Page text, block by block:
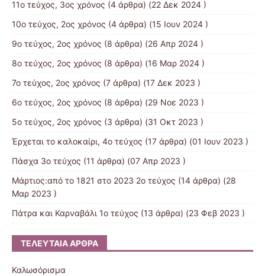
11ο τεύχος, 3ος χρόνος (4 άρθρα) (22 Δεκ 2024 )
10ο τεύχος, 2ος χρόνος (4 άρθρα) (15 Ιουν 2024 )
9o τεύχος, 2ος χρόνος (8 άρθρα) (26 Απρ 2024 )
8o τεύχος, 2ος χρόνος (8 άρθρα) (16 Μαρ 2024 )
7o τεύχος, 2ος χρόνος (7 άρθρα) (17 Δεκ 2023 )
6ο τεύχος, 2ος χρόνος (8 άρθρα) (29 Νοε 2023 )
5ο τεύχος, 2ος χρόνος (3 άρθρα) (31 Οκτ 2023 )
Έρχεται το καλοκαίρι, 4ο τεύχος (17 άρθρα) (01 Ιουν 2023 )
Πάσχα 3ο τεύχος (11 άρθρα) (07 Απρ 2023 )
Μάρτιος:από το 1821 στο 2023 2ο τεύχος (14 άρθρα) (28
Μαρ 2023 )
Πάτρα και Καρναβάλι 1ο τεύχος (13 άρθρα) (23 Φεβ 2023 )
ΤΕΛΕΥΤΑΊΑ ΆΡΘΡΑ
Καλωσόρισμα